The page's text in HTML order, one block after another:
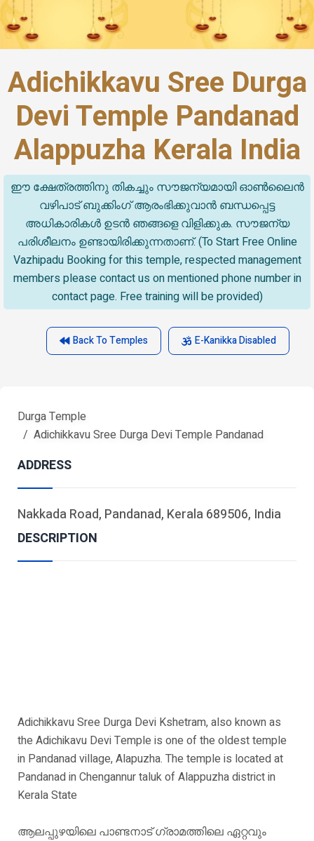
Adichikkavu Sree Durga
Devi Temple Pandanad
Alappuzha Kerala India
ഈ ക്ഷേത്രത്തിനു തികച്ചും സൗജന്യമായി ഓൺലൈൻ
വഴിപാട് ബുക്കിംഗ് ആരംഭിക്കുവാൻ ബന്ധപ്പെട്ട
അധികാരികൾ ഉടൻ ഞങ്ങളെ വിളിക്കുക. സൗജന്യ
പരിശീലനം ഉണ്ടായിരിക്കുന്നതാണ്. (To Start Free Online
Vazhipadu Booking for this temple, respected management
members please contact us on mentioned phone number in
contact page. Free training will be provided)
Back To Temples E-Kanikka Disabled
Durga Temple
Adichikkavu Sree Durga Devi Temple Pandanad
ADDRESS
Nakkada Road, Pandanad, Kerala 689506, India
DESCRIPTION
Adichikkavu Sree Durga Devi Kshetram, also known as
the Adichikavu Devi Temple is one of the oldest temple
in Pandanad village, Alapuzha. The temple is located at
Pandanad in Chengannur taluk of Alappuzha district in
Kerala State
ആലപ്പുഴയിലെ പാണ്ടനാട് ഗ്രാമത്തിലെ ഏറ്റവും